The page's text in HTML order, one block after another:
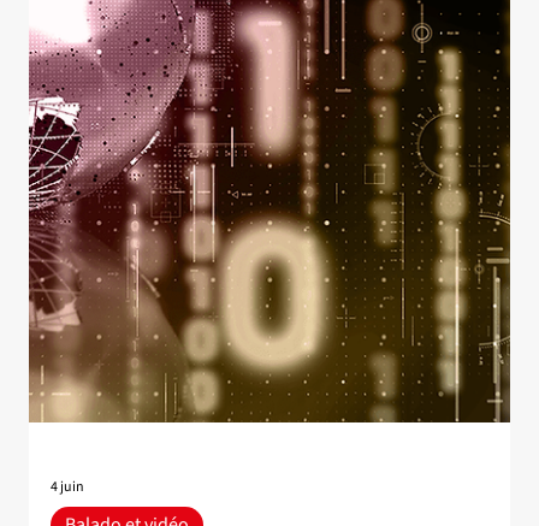
Nouvelle
3e édition de l’Atelier sur l'équité
et la discrimination en assurance
L’atelier sur l'équité et la discrimination en assurance est de
retour pour une troisième édition! Porté par l'évolution
rapide du domaine et le succès des éditions précédentes,
l’atelier s’étendra, pour la première fois, sur deux journées :
6-7 octobre 2026. Chercheur·es, régulateurs et régulatrices,
actuaires et juristes s’y réuniront autour des enjeux
d'équité dans la tarification et la pratique actuarielle. Date :
6-7 octobre 2026 Lieu : Université Laval - Pavillon La Lau